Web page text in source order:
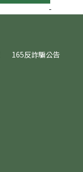
-
165反詐騙公告